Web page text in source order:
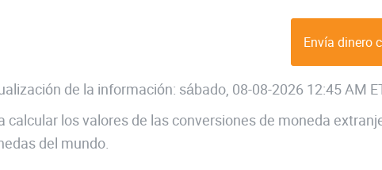
Envía dinero
de la información: sábado, 08-08-2026 12:45 AM
calcular los valores de las conversiones de moneda
del mundo.